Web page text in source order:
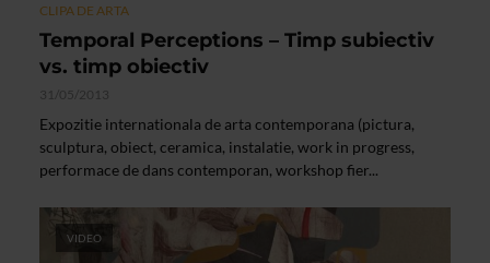
CLIPA DE ARTA
Temporal Perceptions – Timp subiectiv
vs. timp obiectiv
31/05/2013
Expozitie internationala de arta contemporana (pictura,
sculptura, obiect, ceramica, instalatie, work in progress,
performace de dans contemporan, workshop fier...
VIDEO